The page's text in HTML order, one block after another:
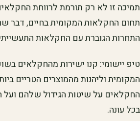
תמיכה זו לא רק תורמת לרווחת
תחום החקלאות המקומית בחיים, דבר
התחרות הגוברת עם החקלאות
טיפ יישומי: קנו ישירות מהחקלאים
המקומית וליהנות מהמוצרים הטריים
החקלאים על שיטות הגידול שלהם ועל
בכל עונה.